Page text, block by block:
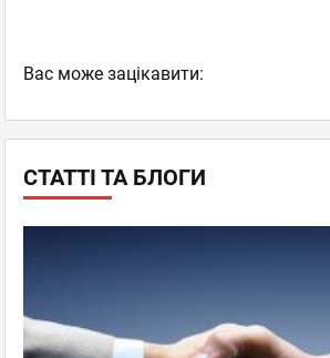
СТАТТІ ТА БЛОГИ
Вас може зацікавити: